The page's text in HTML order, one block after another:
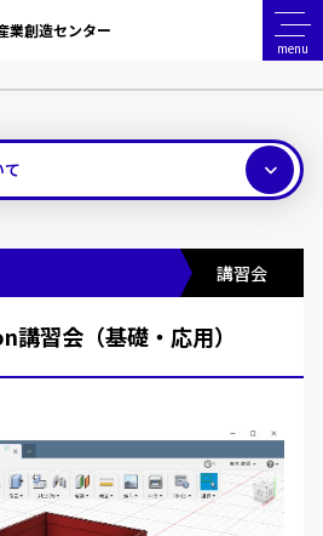
業創造センター
menu
３次元CAD Fusion講習会（基礎・応用）
講習会
講習会（基礎・応用）